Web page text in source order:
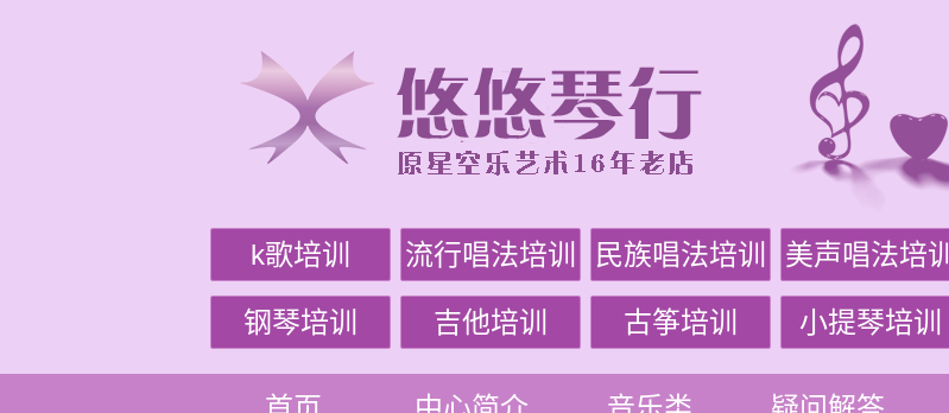
k歌培训 流行唱法培训 民族唱法培训 美声唱法培训
钢琴培训 吉他培训 古筝培训 小提琴培训